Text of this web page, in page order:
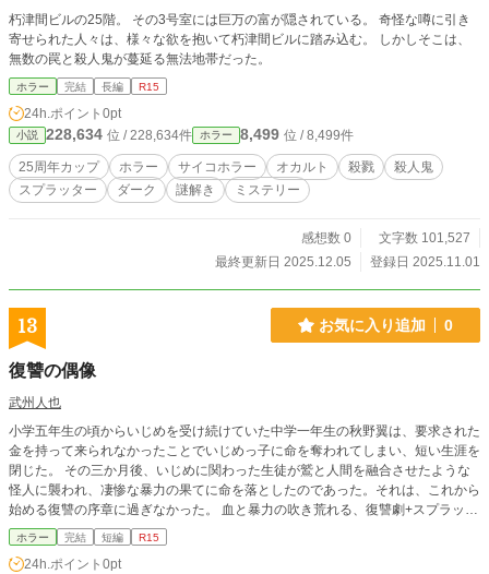
朽津間ビルの25階。 その3号室には巨万の富が隠されている。 奇怪な噂に引き
寄せられた人々は、様々な欲を抱いて朽津間ビルに踏み込む。 しかしそこは、
無数の罠と殺人鬼が蔓延る無法地帯だった。
ホラー 完結 長編 R15
24h.ポイント 0pt
小説 228,634 位 / 228,634件 ホラー 8,499 位 / 8,499件
25周年カップ ホラー サイコホラー オカルト 殺戮
殺人鬼
スプラッター
ダーク 謎解き ミステリー
感想数 0
文字数 101,527
最終更新日 2025.12.05
登録日 2025.11.01
13 お気に入り追加 0
復讐の偶像
武州人也
小学五年生の頃からいじめを受け続けていた中学一年生の秋野翼は、要求された
金を持って来られなかったことでいじめっ子に命を奪われてしまい、短い生涯を
閉じた。 その三か月後、いじめに関わった生徒が鷲と人間を融合させたような
怪人に襲われ、凄惨な暴力の果てに命を落としたのであった。それは、これから
始める復讐の序章に過ぎなかった。 血と暴力の吹き荒れる、復讐劇+スプラッタ
ーホラー作品
ホラー 完結 短編 R15
24h.ポイント 0pt